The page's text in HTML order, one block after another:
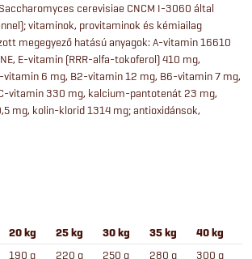
cerevisiae CNCM I-3060 által
vitaminok, provitaminok és kémiailag
megegyező hatású anyagok: A-vitamin 16610
E-vitamin (RRR-alfa-tokoferol) 410 mg,
vitamin 6 mg, B2-vitamin 12 mg, B6-vitamin 7 mg,
vitamin 330 mg, kalcium-pantotenát 23 mg,
mg, kolin-klorid 1314 mg; antioxidánsok,
20 kg 25 kg 30 kg 35 kg 40 kg
190 g 220 g 250 g 280 g 300 g